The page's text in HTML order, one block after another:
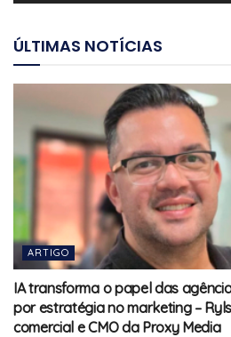
ÚLTIMAS NOTÍCIAS
ARTIGO
IA transforma o papel das
por estratégia no marketing –
comercial e CMO da Proxy Media